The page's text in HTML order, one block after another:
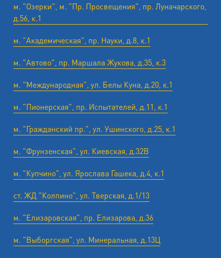
м. "Озерки", м. "Пр. Просвещения", пр. Луначарского,
д.56, к.1
м. "Академическая", пр. Науки, д.8, к.1
м. "Автово", пр. Маршала Жукова, д.35, к.3
м. "Международная", ул. Белы Куна, д.20, к.1
м. "Пионерская", пр. Испытателей, д.11, к.1
м. "Гражданский пр.", ул. Ушинского, д.25, к.1
м. "Фрунзенская", ул. Киевская, д.32В
м. "Купчино", ул. Ярослава Гашека, д.4, к.1
ст. ЖД "Колпино", ул. Тверская, д.1/13
м. "Елизаровская", пр. Елизарова, д.36
м. "Выборгская", ул. Минеральная, д.13Ц